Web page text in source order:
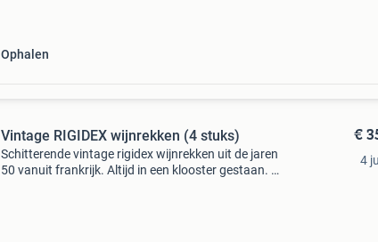
Ophalen
Vintage RIGIDEX wijnrekken (4 stuks)
Schitterende vintage rigidex wijnrekken uit de jaren
50 vanuit frankrijk. Altijd in een klooster gestaan. 2
€
4